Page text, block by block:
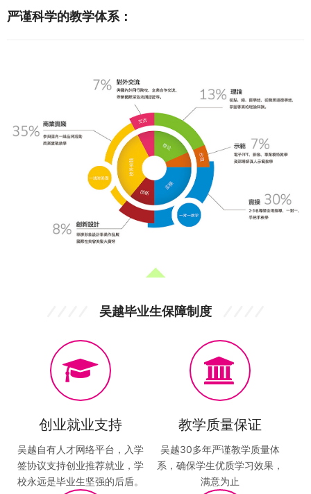
严谨科学的教学体系：
吴越毕业生保障制度
创业就业支持
吴越自有人才网络平台，入学
签协议支持创业推荐就业，学
校永远是毕业生坚强的后盾。
教学质量保证
吴越30多年严谨教学质量体
系，确保学生优质学习效果，
满意为止